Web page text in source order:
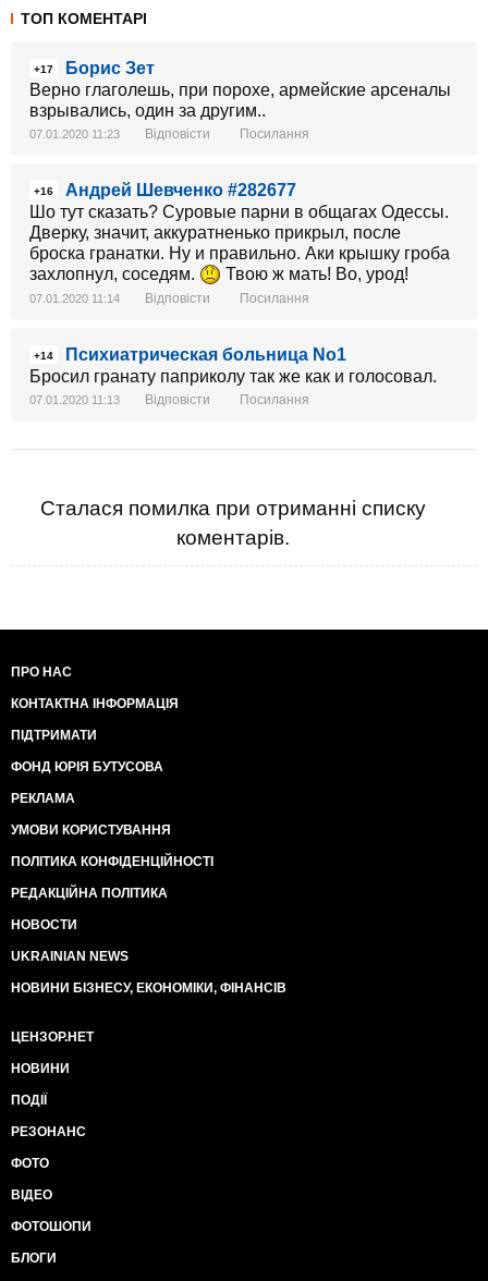
ТОП КОМЕНТАРІ
+17
Борис Зет
Верно глаголешь, при порохе, армейские арсеналы
взрывались, один за другим..
07.01.2020 11:23 Відповісти Посилання
+16
Андрей Шевченко #282677
Шо тут сказать? Суровые парни в общагах Одессы.
Дверку, значит, аккуратненько прикрыл, после
броска гранатки. Ну и правильно. Аки крышку гроба
захлопнул, соседям.
Твою ж мать! Во, урод!
07.01.2020 11:14 Відповісти Посилання
+14
Психиатрическая больница No1
Бросил гранату паприколу так же как и голосовал.
07.01.2020 11:13 Відповісти Посилання
Сталася помилка при отриманні списку
коментарів.
ПРО НАС
КОНТАКТНА ІНФОРМАЦІЯ
ПІДТРИМАТИ
ФОНД ЮРІЯ БУТУСОВА
РЕКЛАМА
УМОВИ КОРИСТУВАННЯ
ПОЛІТИКА КОНФІДЕНЦІЙНОСТІ
РЕДАКЦІЙНА ПОЛІТИКА
НОВОСТИ
UKRAINIAN NEWS
НОВИНИ БІЗНЕСУ, ЕКОНОМІКИ, ФІНАНСІВ
ЦЕНЗОР.НЕТ
НОВИНИ
ПОДІЇ
РЕЗОНАНС
ФОТО
ВІДЕО
ФОТОШОПИ
БЛОГИ